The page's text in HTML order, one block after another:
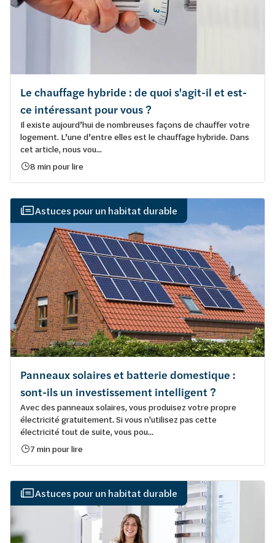
Le chauffage hybride : de quoi s'agit-il et est-
ce intéressant pour vous ?
Il existe aujourd’hui de nombreuses façons de chauffer votre
logement. L’une d’entre elles est le chauffage hybride. Dans
cet article, nous vou...
8 min pour lire
Astuces pour un habitat durable
Panneaux solaires et batterie domestique :
sont-ils un investissement intelligent ?
Avec des panneaux solaires, vous produisez votre propre
électricité gratuitement. Si vous n'utilisez pas cette
électricité tout de suite, vous pou...
7 min pour lire
Astuces pour un habitat durable